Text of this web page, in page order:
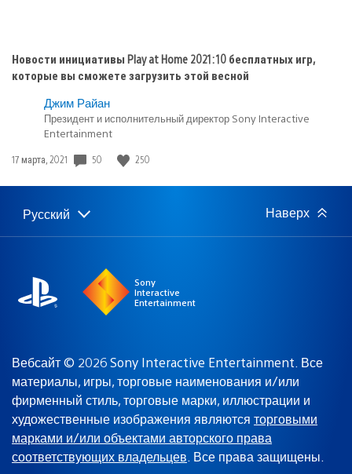
Новости инициативы Play at Home 2021: 10 бесплатных игр,
которые вы сможете загрузить этой весной
Джим Райан
Президент и исполнительный директор Sony Interactive
Entertainment
Дата
17 марта, 2021 50 250
Выбор
региона
Выбранный
регион:
Русский Наверх
Sony
Interactive
Entertainment
Вебсайт © 2026 Sony Interactive Entertainment. Все
материалы, игры, торговые наименования и/или
фирменный стиль, торговые марки, иллюстрации и
художественные изображения являются торговыми
марками и/или объектами авторского права
соответствующих владельцев. Все права защищены.